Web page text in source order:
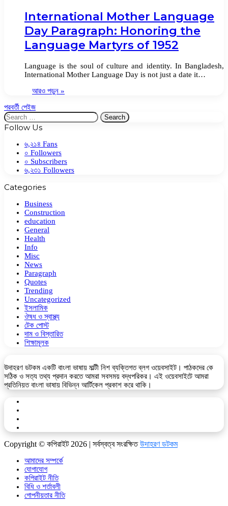
International Mother Language
Day Paragraph: Honoring the
Language Martyrs of 1952
Language is the soul of culture and identity. In Bangladesh,
International Mother Language Day is not just a date it…
আরও পড়ুন »
পরবর্তী পেইজ
Search
for:
Follow Us
৬,২১৪ Fans
০ Followers
০ Subscribers
৬,২৩১ Followers
Categories
Business
Construction
education
General
Health
Info
Misc
News
Paragraph
Quotes
Trending
Uncategorized
ইসলামিক
ঔষধ ও স্বাস্থ্য
টেক পোস্ট
দাম ও বিস্তারিত
শিক্ষামূলক
উদাহরণ ডটকম একটি বাংলা ভাষায় মাল্টী নিশ ব্যক্তিগত ব্লগ ওয়েবসাইট। পাঠকদের কে
সঠিক ও সত্য তথ্য প্রদান করতে আমরা সবসময় বদ্ধপরিকর। এই ওয়েবসাইটে আমরা
প্রতিনিয়ত বাংলা ভাষায় বিভিন্ন আর্টিকেল প্রকাশ করে থাকি।
Copyright © কপিরাইট 2026 | সর্বস্বত্ব সংরক্ষিতউদাহরণ ডটকম
আমাদের সম্পর্কে
যোগাযোগ
কপিরাইট নীতি
বিধি ও শর্তাবলী
গোপনীয়তার নীতি